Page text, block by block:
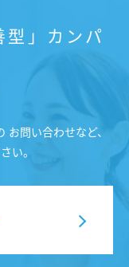
型」カンパ
問い合わせなど、
い。